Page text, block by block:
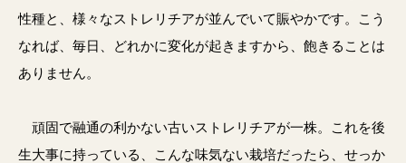
性種と、様々なストレリチアが並んでいて賑やかです。こう
なれば、毎日、どれかに変化が起きますから、飽きることは
ありません。
頑固で融通の利かない古いストレリチアが一株。これを後
生大事に持っている、こんな味気ない栽培だったら、せっか